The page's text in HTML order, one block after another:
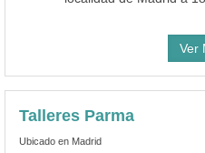
Ver
Talleres Parma
Ubicado en Madrid